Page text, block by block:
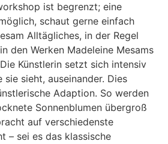
ist begrenzt; eine
schaut gerne einfach
Alltägliches, in der Regel
den Werken Madeleine Mesams
Künstlerin setzt sich intensiv
sieht, auseinander. Dies
Adaption. So werden
Sonnenblumen übergroß
auf verschiedenste
– sei es das klassische